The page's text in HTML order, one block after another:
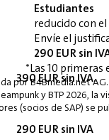
390 EUR sin IVA.
290 EUR sin IVA
Estudiantes
reducido con
Envíe el
290 EUR sin
*Las 10
por B4Bmedia.net
y BTP 2026,
(socios de SAP) se